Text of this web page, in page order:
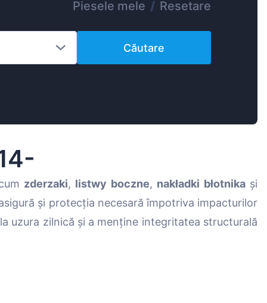
Magyar
Lietuvių
Hrvatski
Piesele mele / Resetare
Căutare
zderzaki, listwy boczne, nakładki błotnikași
și protecția necesară împotriva impacturilor
uzura zilnică și a menține integritatea structurală